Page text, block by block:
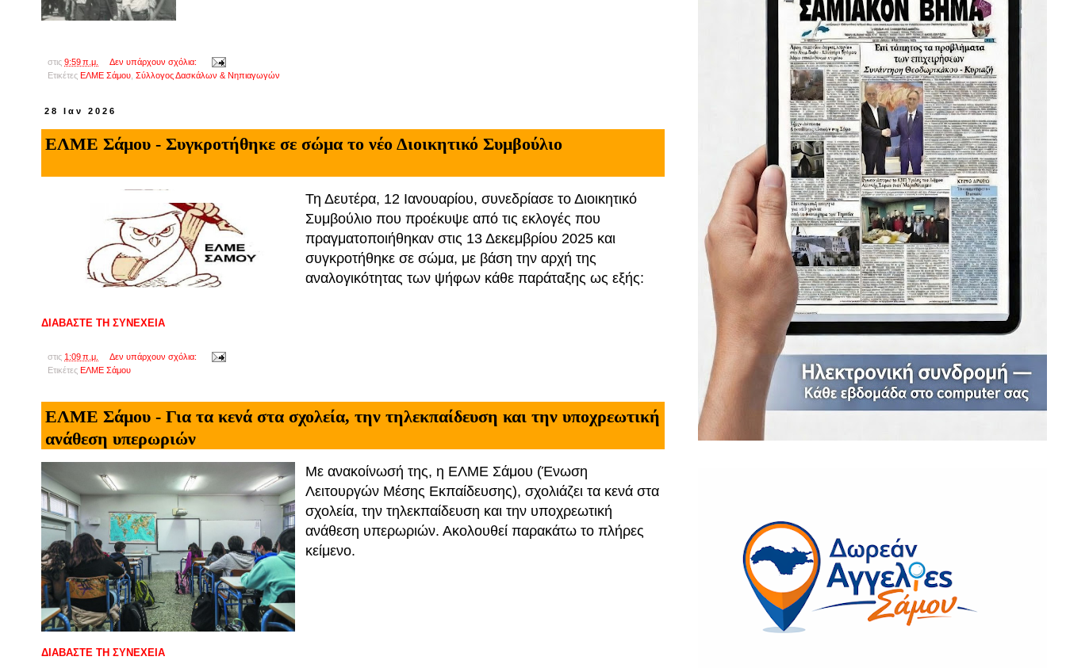
στις 9:59 π.μ.
Δεν υπάρχουν σχόλια:
Ετικέτες ΕΛΜΕ Σάμου Σύλλογος Δασκάλων & Νηπιαγωγών
28 Ιαν 2026
ΕΛΜΕ Σάμου - Συγκροτήθηκε σε σώμα το νέο Διοικητικό Συμβούλιο
Τη Δευτέρα, 12 Ιανουαρίου, συνεδρίασε το Διοικητικό
Συμβούλιο που προέκυψε από τις εκλογές που
πραγματοποιήθηκαν στις 13 Δεκεμβρίου 2025 και
συγκροτήθηκε σε σώμα, με βάση την αρχή της
αναλογικότητας των ψήφων κάθε παράταξης ως εξής:
ΔΙΑΒΑΣΤΕ ΤΗ ΣΥΝΕΧΕΙΑ
στις 1:09 π.μ.
Δεν υπάρχουν σχόλια:
Ετικέτες ΕΛΜΕ Σάμου
ΕΛΜΕ Σάμου - Για τα κενά στα σχολεία, την τηλεκπαίδευση και την υποχρεωτική
ανάθεση υπερωριών
Με ανακοίνωσή της, η ΕΛΜΕ Σάμου (Ένωση
Λειτουργών Μέσης Εκπαίδευσης), σχολιάζει τα κενά στα
σχολεία, την τηλεκπαίδευση και την υποχρεωτική
ανάθεση υπερωριών. Ακολουθεί παρακάτω το πλήρες
κείμενο.
ΔΙΑΒΑΣΤΕ ΤΗ ΣΥΝΕΧΕΙΑ